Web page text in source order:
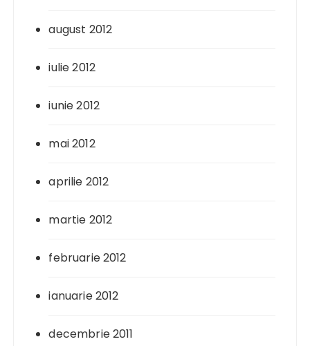
august 2012
iulie 2012
iunie 2012
mai 2012
aprilie 2012
martie 2012
februarie 2012
ianuarie 2012
decembrie 2011